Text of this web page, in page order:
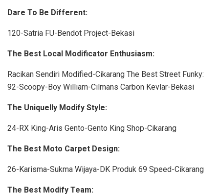
Dare To Be Different:
120-Satria FU-Bendot Project-Bekasi
The Best Local Modificator Enthusiasm:
Racikan Sendiri Modified-Cikarang The Best Street Funky:
92-Scoopy-Boy William-Cilmans Carbon Kevlar-Bekasi
The Uniquelly Modify Style:
24-RX King-Aris Gento-Gento King Shop-Cikarang
The Best Moto Carpet Design:
26-Karisma-Sukma Wijaya-DK Produk 69 Speed-Cikarang
The Best Modify Team: